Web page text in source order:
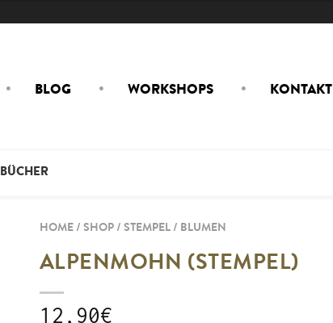
BLOG WORKSHOPS KONTAKT
BÜCHER
HOME / SHOP / STEMPEL/ BLUMEN
ALPENMOHN (STEMPEL)
12,90€